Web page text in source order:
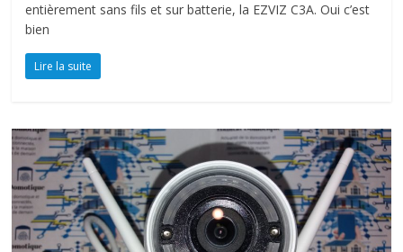
entièrement sans fils et sur batterie, la EZVIZ C3A. Oui c’est
bien
Lire la suite